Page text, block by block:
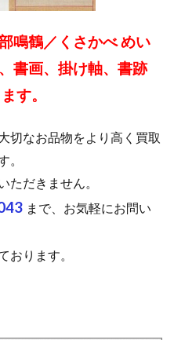
鳴鶴／くさかべ めい
書画、掛け軸、書跡
す。
切なお品物をより高く買取
。
ただきません。
まで、お気軽にお問い
おります。